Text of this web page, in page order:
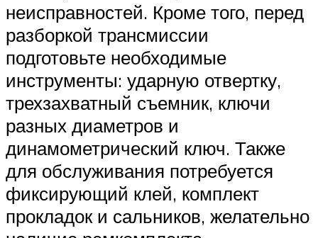
неисправностей. Кроме того, перед
разборкой трансмиссии
подготовьте необходимые
инструменты: ударную отвертку,
трехзахватный съемник, ключи
разных диаметров и
динамометрический ключ. Также
для обслуживания потребуется
фиксирующий клей, комплект
прокладок и сальников, желательно